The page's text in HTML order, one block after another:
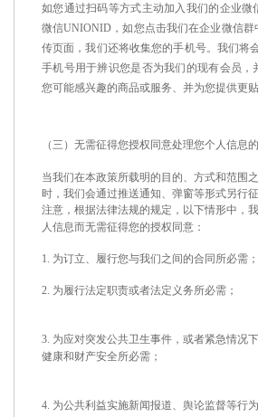
如您通过扫码等方式主动加入我们的企业微
微信UNIONID ，如您点击我们在企业微信
传页面，我们还将收集您的手机号。我们将
手机号用于辨识您是否为我们的现有会员，
您可能感兴趣的商品或服务、并为您提供更贴
（三）无需征得您授权同意处理您个人信息
当我们在本政策所载明的目的、方式和范围
时，我们会通过推送通知、弹窗等形式另行
注意，根据法律法规的规定，以下情形中，
人信息而无需征得您的授权同意：
1. 为订立、履行您与我们之间的合同所必需；
2. 为履行法定职责或者法定义务所必需；
3. 为应对突发公共卫生事件，或者紧急情况
健康和财产安全所必需；
4. 为公共利益实施新闻报道、舆论监督等行